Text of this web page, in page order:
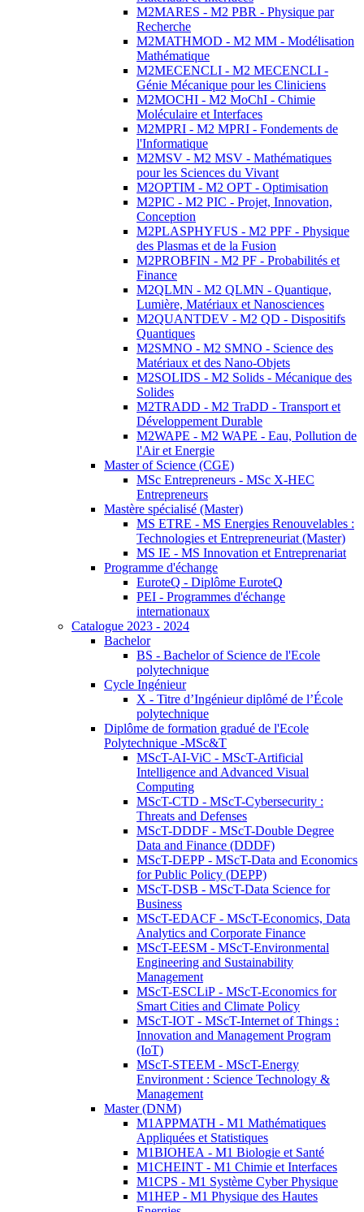
M2MARES - M2 PBR - Physique par
Recherche
M2MATHMOD - M2 MM - Modélisation
Mathématique
M2MECENCLI - M2 MECENCLI -
Génie Mécanique pour les Cliniciens
M2MOCHI - M2 MoChI - Chimie
Moléculaire et Interfaces
M2MPRI - M2 MPRI - Fondements de
l'Informatique
M2MSV - M2 MSV - Mathématiques
pour les Sciences du Vivant
M2OPTIM - M2 OPT - Optimisation
M2PIC - M2 PIC - Projet, Innovation,
Conception
M2PLASPHYFUS - M2 PPF - Physique
des Plasmas et de la Fusion
M2PROBFIN - M2 PF - Probabilités et
Finance
M2QLMN - M2 QLMN - Quantique,
Lumière, Matériaux et Nanosciences
M2QUANTDEV - M2 QD - Dispositifs
Quantiques
M2SMNO - M2 SMNO - Science des
Matériaux et des Nano-Objets
M2SOLIDS - M2 Solids - Mécanique des
Solides
M2TRADD - M2 TraDD - Transport et
Développement Durable
M2WAPE - M2 WAPE - Eau, Pollution de
l'Air et Energie
Master of Science (CGE)
MSc Entrepreneurs - MSc X-HEC
Entrepreneurs
Mastère spécialisé (Master)
MS ETRE - MS Energies Renouvelables :
Technologies et Entrepreneuriat (Master)
MS IE - MS Innovation et Entreprenariat
Programme d'échange
EuroteQ - Diplôme EuroteQ
PEI - Programmes d'échange
internationaux
Catalogue 2023 - 2024
Bachelor
BS - Bachelor of Science de l'Ecole
polytechnique
Cycle Ingénieur
X - Titre d’Ingénieur diplômé de l’École
polytechnique
Diplôme de formation gradué de l'Ecole
Polytechnique -MSc&T
MScT-AI-ViC - MScT-Artificial
Intelligence and Advanced Visual
Computing
MScT-CTD - MScT-Cybersecurity :
Threats and Defenses
MScT-DDDF - MScT-Double Degree
Data and Finance (DDDF)
MScT-DEPP - MScT-Data and Economics
for Public Policy (DEPP)
MScT-DSB - MScT-Data Science for
Business
MScT-EDACF - MScT-Economics, Data
Analytics and Corporate Finance
MScT-EESM - MScT-Environmental
Engineering and Sustainability
Management
MScT-ESCLiP - MScT-Economics for
Smart Cities and Climate Policy
MScT-IOT - MScT-Internet of Things :
Innovation and Management Program
(IoT)
MScT-STEEM - MScT-Energy
Environment : Science Technology &
Management
Master (DNM)
M1APPMATH - M1 Mathématiques
Appliquées et Statistiques
M1BIOHEA - M1 Biologie et Santé
M1CHEINT - M1 Chimie et Interfaces
M1CPS - M1 Système Cyber Physique
M1HEP - M1 Physique des Hautes